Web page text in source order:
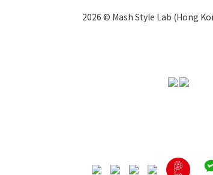
2026 © Mash Style Lab (Hong